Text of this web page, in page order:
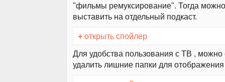
"фильмы ремуксирование". Тогда
выставить на отдельный подкаст.
+ открыть спойлер
Для удобства пользования с ТВ , можно
удалить лишние папки для